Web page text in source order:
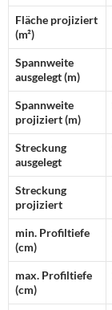
Fläche projiziert
(m²)
Spannweite
ausgelegt (m)
Spannweite
projiziert (m)
Streckung
ausgelegt
Streckung
projiziert
min. Profiltiefe
(cm)
max. Profiltiefe
(cm)